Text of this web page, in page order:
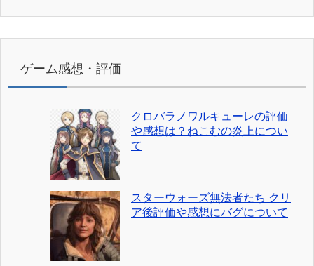
ゲーム感想・評価
クロバラノワルキューレの評価
や感想は？ねこむの炎上につい
て
スターウォーズ無法者たち クリ
ア後評価や感想にバグについて